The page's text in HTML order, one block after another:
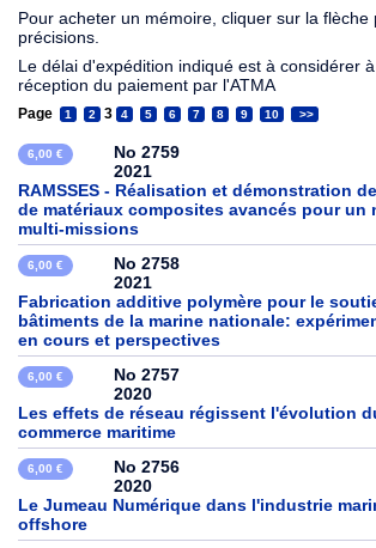
Pour acheter un mémoire, cliquer sur la flèche
précisions.
Le délai d'expédition indiqué est à considérer
réception du paiement par l'ATMA
Page 1 2 3 4 5 6 7 8 9 10 >>
6,00 €
No 2759
2021
RAMSSES - Réalisation et démonstration
de matériaux composites avancés pour un
multi-missions
6,00 €
No 2758
2021
Fabrication additive polymère pour le
bâtiments de la marine nationale:
en cours et perspectives
6,00 €
No 2757
2020
Les effets de réseau régissent l'évolution
commerce maritime
6,00 €
No 2756
2020
Le Jumeau Numérique dans l'industrie
offshore